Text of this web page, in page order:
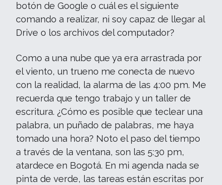
botón de Google o cuál es el siguiente
comando a realizar, ni soy capaz de llegar al
Drive o los archivos del computador?
Como a una nube que ya era arrastrada por
el viento, un trueno me conecta de nuevo
con la realidad, la alarma de las 4:00 pm. Me
recuerda que tengo trabajo y un taller de
escritura. ¿Cómo es posible que teclear una
palabra, un puñado de palabras, me haya
tomado una hora? Noto el paso del tiempo
a través de la ventana, son las 5:30 pm,
atardece en Bogotá. En mi agenda nada se
pinta de verde, las tareas están escritas por